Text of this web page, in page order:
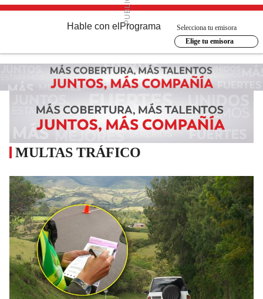
Hable con el Programa
Selecciona tu emisora
Elige tu emisora
MULTAS TRÁFICO